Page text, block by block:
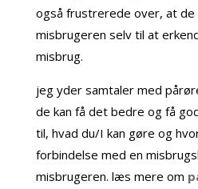
også frustrerede over, at de
misbrugeren selv til at
misbrug.
jeg yder samtaler med
de kan få det bedre og få
til, hvad du/I kan gøre og
forbindelse med en
misbrugeren. læs mere om